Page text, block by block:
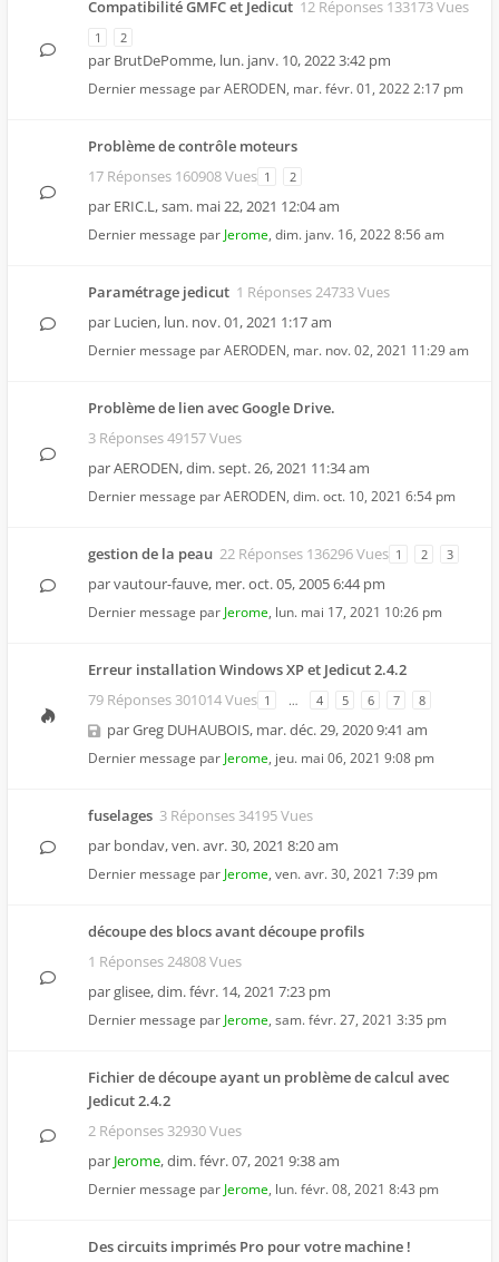
Compatibilité GMFC et Jedicut 12 Réponses 133173 Vues
1 2
par BrutDePomme, lun. janv. 10, 2022 3:42 pm
Dernier message parAERODEN, mar. févr. 01, 2022 2:17 pm
Problème de contrôle moteurs
17 Réponses 160908 Vues 1 2
par ERIC.L,sam. mai 22, 2021 12:04 am
Dernier message par Jerome, dim. janv. 16, 2022 8:56 am
Paramétrage jedicut 1 Réponses 24733 Vues
par Lucien, lun. nov. 01, 2021 1:17 am
Dernier message parAERODEN, mar. nov. 02, 2021 11:29 am
Problème de lien avec Google Drive.
3 Réponses 49157 Vues
parAERODEN,dim. sept. 26, 2021 11:34 am
Dernier message parAERODEN, dim. oct. 10, 2021 6:54 pm
gestion de la peau 22 Réponses 136296 Vues 1 2 3
parvautour-fauve, mer. oct. 05, 2005 6:44 pm
Dernier message par Jerome, lun. mai 17, 2021 10:26 pm
Erreur installation Windows XP et Jedicut 2.4.2
79 Réponses 301014 Vues 1 … 4 5 6 7 8
parGreg DUHAUBOIS, mar. déc. 29, 2020 9:41 am
Dernier message par Jerome, jeu. mai 06, 2021 9:08 pm
fuselages 3 Réponses 34195 Vues
par bondav,ven. avr. 30, 2021 8:20 am
Dernier message par Jerome, ven. avr. 30, 2021 7:39 pm
découpe des blocs avant découpe profils
1 Réponses 24808 Vues
parglisee,dim. févr. 14, 2021 7:23 pm
Dernier message par Jerome, sam. févr. 27, 2021 3:35 pm
Fichier de découpe ayant un problème de calcul avec
Jedicut 2.4.2
2 Réponses 32930 Vues
par Jerome,dim. févr. 07, 2021 9:38 am
Dernier message par Jerome, lun. févr. 08, 2021 8:43 pm
Des circuits imprimés Pro pour votre machine !